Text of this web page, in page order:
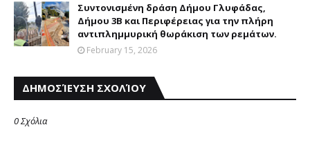
Συντονισμένη δράση Δήμου Γλυφάδας,
Δήμου 3Β και Περιφέρειας για την πλήρη
αντιπλημμυρική θωράκιση των ρεμάτων.
February 15, 2026
ΔΗΜΟΣΊΕΥΣΗ ΣΧΟΛΊΟΥ
0 Σχόλια